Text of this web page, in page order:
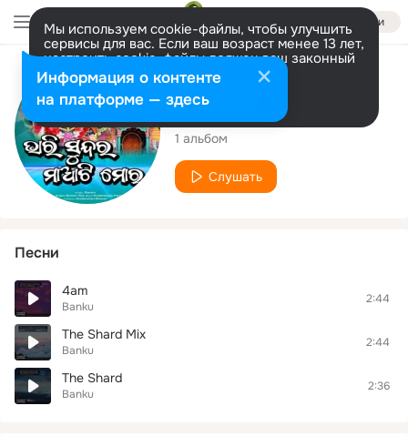
Войти
Мы используем cookie-файлы, чтобы улучшить
сервисы для вас. Если ваш возраст менее 13 лет,
настроить cookie-файлы должен ваш законный
представитель. Больше информации
Разрешить все Настроить
Исполнитель
Banku
1 альбом
Слушать
Песни
4am
Banku
2:44
The Shard Mix
Banku
2:44
The Shard
Banku
2:36
Информация о контенте
на платформе — здесь